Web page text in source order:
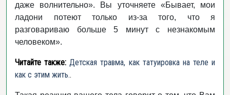
даже волнительно». Вы уточняете «Бывает, мои
ладони потеют только из-за того, что я
разговариваю больше 5 минут с незнакомым
человеком».
Читайте также: Детская травма, как татуировка на теле и
как с этим жить..